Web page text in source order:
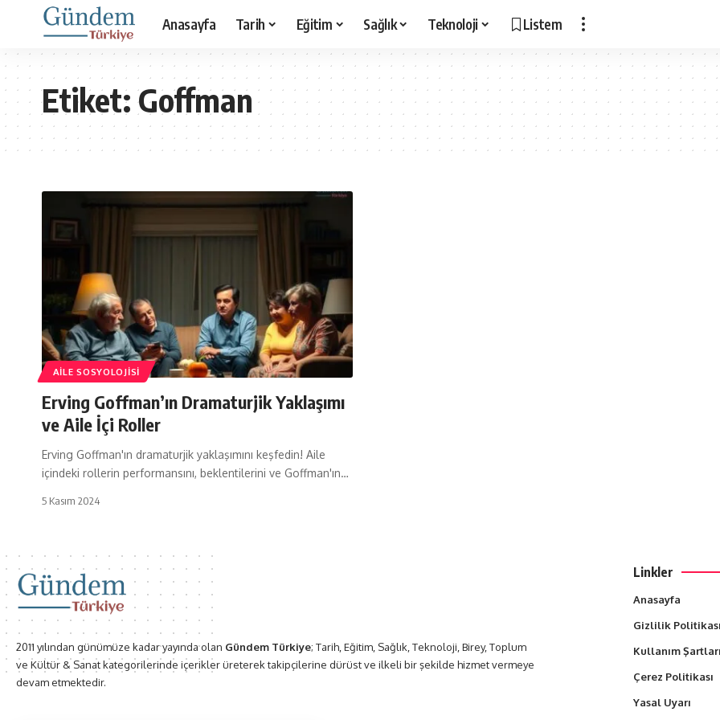
Anasayfa Tarih Eğitim Sağlık Teknoloji Listem
Etiket:Goffman
AILE SOSYOLOJISI
Erving Goffman’ın Dramaturjik Yaklaşımı
ve Aile İçi Roller
Erving Goffman'ın dramaturjik yaklaşımını keşfedin! Aile
içindeki rollerin performansını, beklentilerini ve Goffman'ın…
5 Kasım 2024
2011 yılından günümüze kadar yayında olan Gündem Türkiye; Tarih, Eğitim, Sağlık, Teknoloji, Birey, Toplum
ve Kültür & Sanat kategorilerinde içerikler üreterek takipçilerine dürüst ve ilkeli bir şekilde hizmet vermeye
devam etmektedir.
Linkler
Anasayfa
Gizlilik Politikası
Kullanım Şartları
Çerez Politikası
Yasal Uyarı